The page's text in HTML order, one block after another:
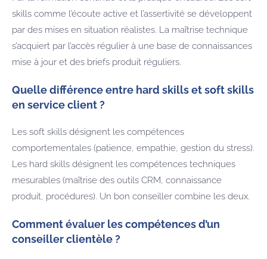
skills comme l’écoute active et l’assertivité se développent
par des mises en situation réalistes. La maîtrise technique
s’acquiert par l’accès régulier à une base de connaissances
mise à jour et des briefs produit réguliers.
Quelle différence entre hard skills et soft skills
en service client ?
Les soft skills désignent les compétences
comportementales (patience, empathie, gestion du stress).
Les hard skills désignent les compétences techniques
mesurables (maîtrise des outils CRM, connaissance
produit, procédures). Un bon conseiller combine les deux.
Comment évaluer les compétences d’un
conseiller clientèle ?